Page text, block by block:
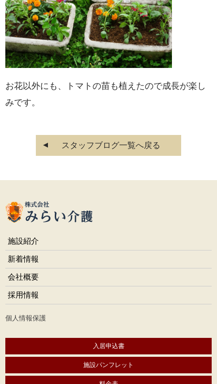
お花以外にも、トマトの苗も植えたので成長が楽し
みです。
スタッフブログ一覧へ戻る
施設紹介
新着情報
会社概要
採用情報
個人情報保護
入居申込書
施設パンフレット